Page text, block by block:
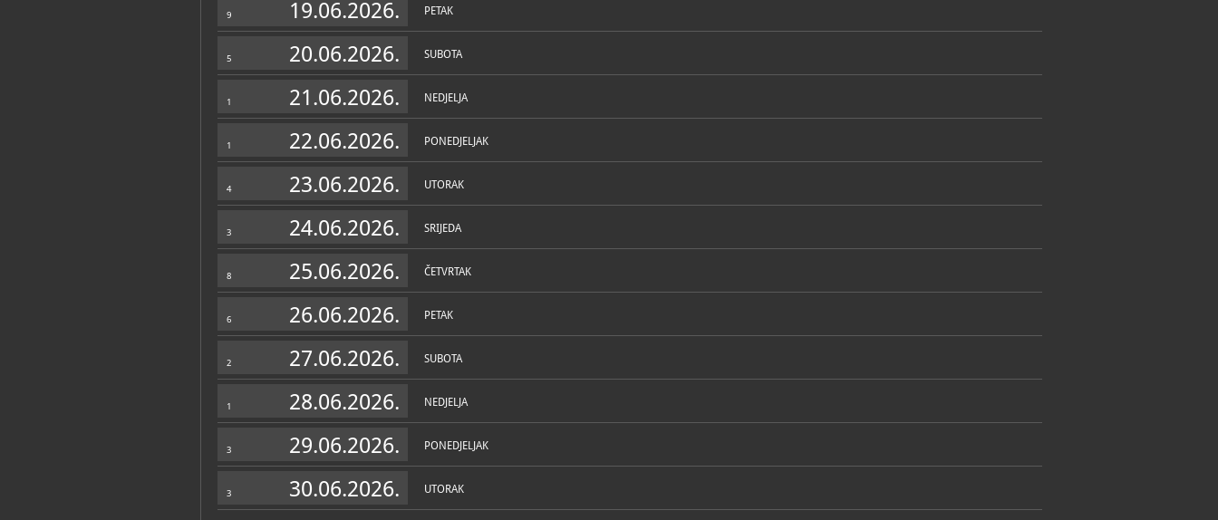
9 19.06.2026. PETAK
5 20.06.2026. SUBOTA
1 21.06.2026. NEDJELJA
1 22.06.2026. PONEDJELJAK
4 23.06.2026. UTORAK
3 24.06.2026. SRIJEDA
8 25.06.2026. ČETVRTAK
6 26.06.2026. PETAK
2 27.06.2026. SUBOTA
1 28.06.2026. NEDJELJA
3 29.06.2026. PONEDJELJAK
3 30.06.2026. UTORAK